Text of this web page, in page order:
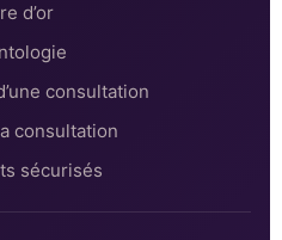
d’or
consultation
consultation
sécurisés